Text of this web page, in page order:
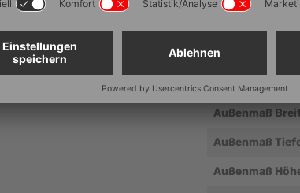
Artikelnummer
Außenmaß
Außenmaß
Außenmaß